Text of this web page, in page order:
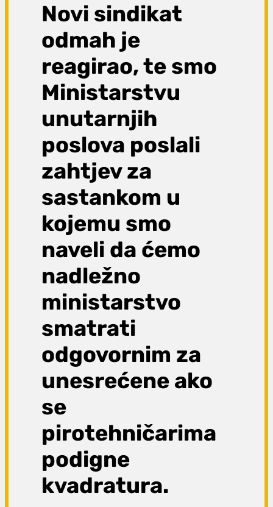
Novi sindikat
odmah je
reagirao, te smo
Ministarstvu
unutarnjih
poslova poslali
zahtjev za
sastankom u
kojemu smo
naveli da ćemo
nadležno
ministarstvo
smatrati
odgovornim za
unesrećene ako
se
pirotehničarima
podigne
kvadratura.